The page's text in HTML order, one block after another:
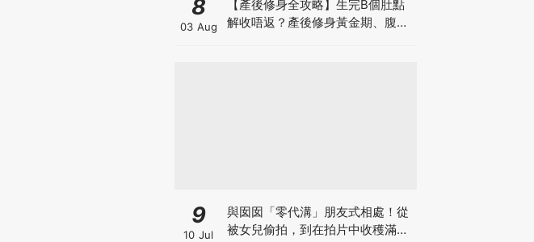
8
03 Aug
【產後修身全攻略】生完B個肚點
解收唔返？產後修身黃金期、腹直
9
10 Jul
與囡囡「零代溝」朋友式相處！從
被女兒偷拍，到在拍片中收穫滿足